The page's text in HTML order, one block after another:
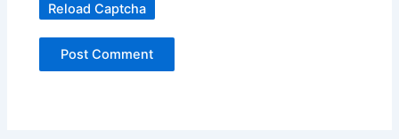
Reload Captcha